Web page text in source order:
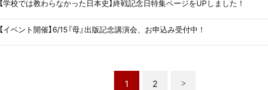
【学校では教わらなかった日本史】終戦記念日特集ページをUPしました！
【イベント開催】6/15『母』出版記念講演会、お申込み受付中！
1 2